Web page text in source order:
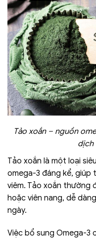
Tảo xoắn – nguồn
dịch
Tảo xoắn là một loại
omega-3 đáng kể, giúp
viêm. Tảo xoắn thường
hoặc viên nang, dễ
ngày.
Việc bổ sung Omega-3